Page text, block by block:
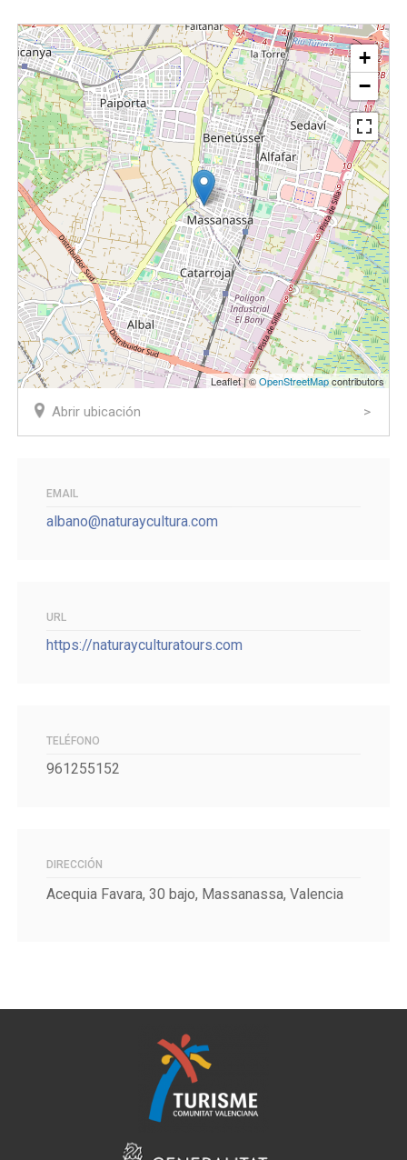
+
−
Leaflet | ©OpenStreetMapcontributors
Abrir ubicación
EMAIL
albano@naturaycultura.com
URL
https://naturayculturatours.com
TELÉFONO
961255152
DIRECCIÓN
Acequia Favara, 30 bajo, Massanassa, Valencia